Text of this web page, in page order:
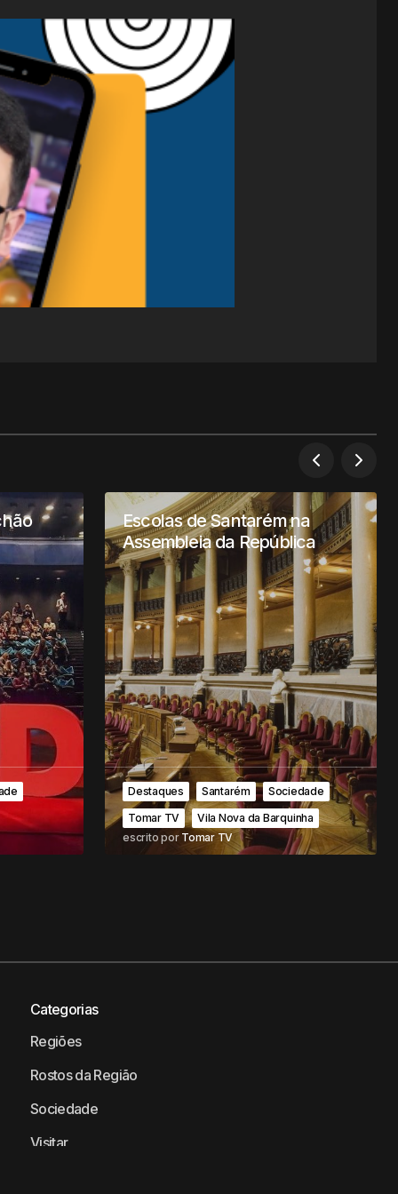
Escolas de Santarém na
Assembleia da República
Destaques Santarém
Sociedade
Tomar TV
Vila Nova da Barquinha
escrito por Tomar TV
Categorias
Regiões
Rostos da Região
Sociedade
Visitar